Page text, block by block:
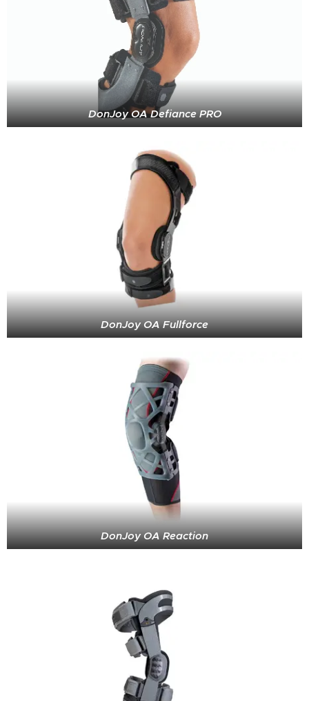
DonJoy OA Defiance PRO
DonJoy OA Fullforce
DonJoy OA Reaction